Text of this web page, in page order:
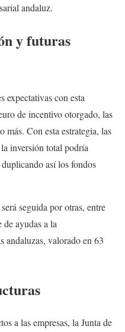
andaluz.
y futuras
expectativas con esta
de incentivo otorgado, las
más. Con esta estrategia, las
inversión total podría
así los fondos
seguida por otras, entre
de ayudas a la
andaluzas, valorado en 63
a las empresas, la Junta de